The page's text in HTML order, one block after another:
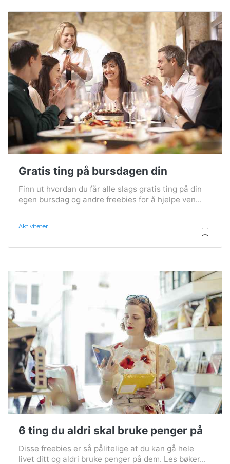
Gratis ting på bursdagen din
Finn ut hvordan du får alle slags gratis ting på din
egen bursdag og andre freebies for å hjelpe ven...
Aktiviteter
6 ting du aldri skal bruke penger på
Disse freebies er så pålitelige at du kan gå hele
livet ditt og aldri bruke penger på dem. Les bøker...